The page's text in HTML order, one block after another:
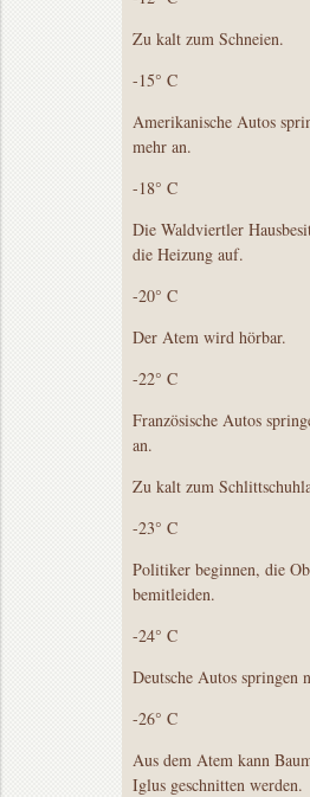
Zu kalt zum Schneien.
-15° C
Amerikanische Autos
mehr an.
-18° C
Die Waldviertler
die Heizung auf.
-20° C
Der Atem wird hörbar.
-22° C
Französische Autos
an.
Zu kalt zum
-23° C
Politiker beginnen, die
bemitleiden.
-24° C
Deutsche Autos springen
-26° C
Aus dem Atem kann
Iglus geschnitten werden.